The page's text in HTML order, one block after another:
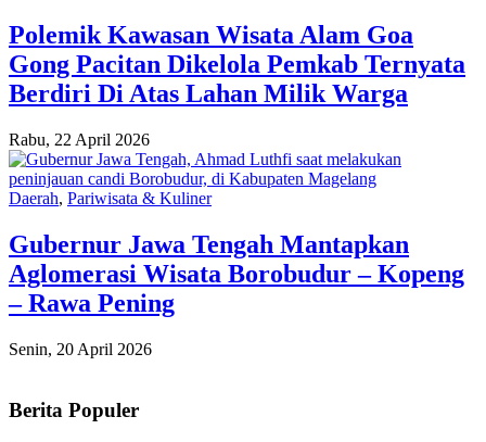
Polemik Kawasan Wisata Alam Goa
Gong Pacitan Dikelola Pemkab Ternyata
Berdiri Di Atas Lahan Milik Warga
Rabu, 22 April 2026
Daerah, Pariwisata & Kuliner
Gubernur Jawa Tengah Mantapkan
Aglomerasi Wisata Borobudur – Kopeng
– Rawa Pening
Senin, 20 April 2026
Berita Populer